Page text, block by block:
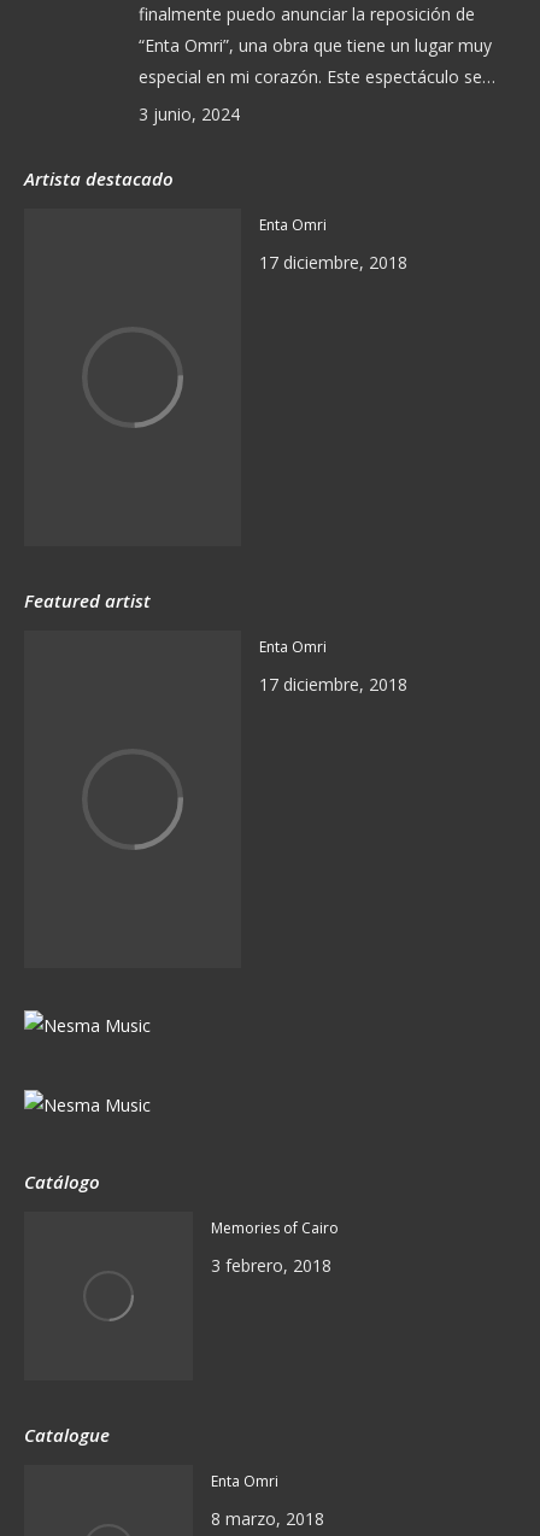
finalmente puedo anunciar la reposición de
“Enta Omri”, una obra que tiene un lugar muy
especial en mi corazón. Este espectáculo se…
3 junio, 2024
Artista destacado
Enta Omri
17 diciembre, 2018
Featured artist
Enta Omri
17 diciembre, 2018
Catálogo
Memories of Cairo
3 febrero, 2018
Catalogue
Enta Omri
8 marzo, 2018